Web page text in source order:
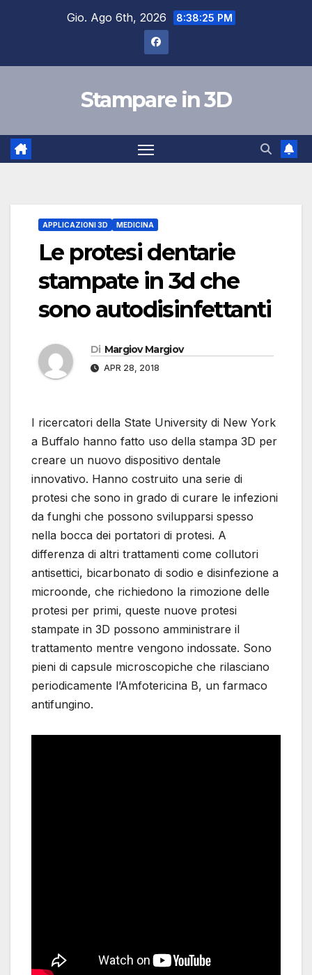
Gio. Ago 6th, 2026 8:38:26 PM
Stampare in 3D
APPLICAZIONI 3D MEDICINA
Le protesi dentarie
stampate in 3d che
sono autodisinfettanti
Di Margiov Margiov
APR 28, 2018
I ricercatori della State University di New York
a Buffalo hanno fatto uso della stampa 3D per
creare un nuovo dispositivo dentale
innovativo. Hanno costruito una serie di
protesi che sono in grado di curare le infezioni
da funghi che possono svilupparsi spesso
nella bocca dei portatori di protesi. A
differenza di altri trattamenti come collutori
antisettici, bicarbonato di sodio e disinfezione a
microonde, che richiedono la rimozione delle
protesi per primi, queste nuove protesi
stampate in 3D possono amministrare il
trattamento mentre vengono indossate. Sono
pieni di capsule microscopiche che rilasciano
periodicamente l’Amfotericina B, un farmaco
antifungino.